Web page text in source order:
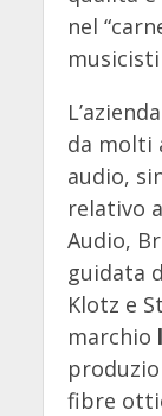
nel
da molti
audio,
relativo
Audio,
guidata
Klotz e
marchio
fibre